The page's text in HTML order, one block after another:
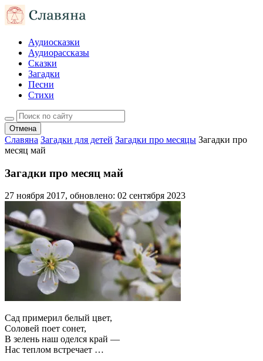
Аудиосказки
Аудиорассказы
Сказки
Загадки
Песни
Стихи
Отмена
Славяна Загадки для детей Загадки про месяцы Загадки про
месяц май
Загадки про месяц май
27 ноября 2017, обновлено: 02 сентября 2023
Сад примерил белый цвет,
Соловей поет сонет,
В зелень наш оделся край —
Нас теплом встречает …